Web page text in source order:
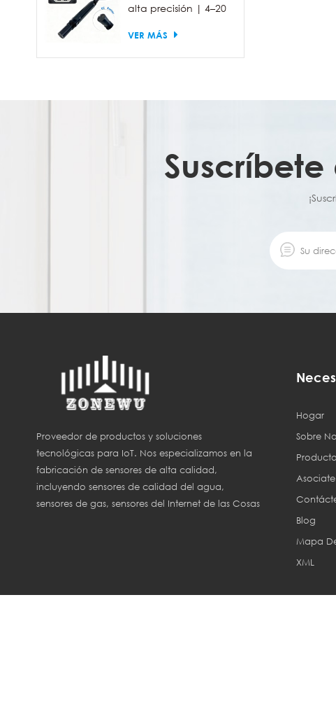
alta precisión | 4–20
VER MÁS
Proveedor de productos y soluciones
tecnológicas para IoT. Nos especializamos en la
fabricación de sensores de alta calidad,
incluyendo sensores de calidad del agua,
sensores de gas, sensores del Internet de las Cosas
Hogar
Sobre
Blog
Mapa
XML